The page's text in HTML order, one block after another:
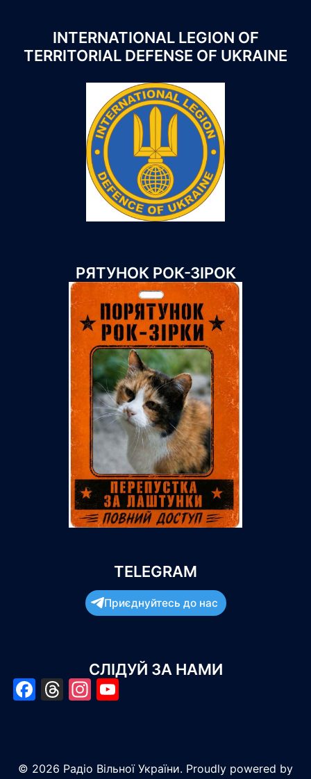
INTERNATIONAL LEGION OF
TERRITORIAL DEFENSE OF UKRAINE
РЯТУНОК РОК-ЗІРОК
TELEGRAM
Приєднуйтесь до нас
СЛІДУЙ ЗА НАМИ
Facebook
Threads
Instagram
© 2026 Радіо Вільної України. Proudly powered by